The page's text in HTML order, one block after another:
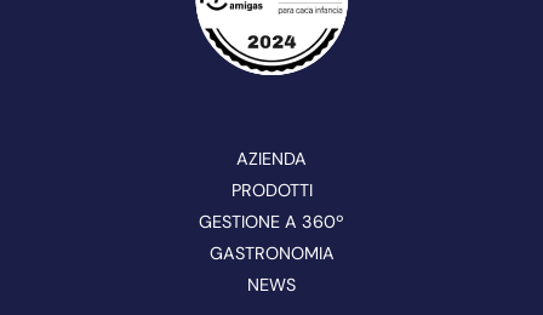
AZIENDA
PRODOTTI
GESTIONE A 360º
GASTRONOMIA
NEWS